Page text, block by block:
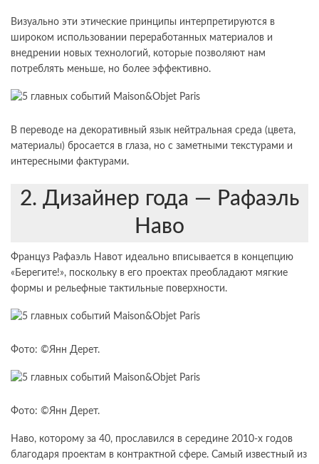
Визуально эти этические принципы интерпретируются в
широком использовании переработанных материалов и
внедрении новых технологий, которые позволяют нам
потреблять меньше, но более эффективно.
В переводе на декоративный язык нейтральная среда (цвета,
материалы) бросается в глаза, но с заметными текстурами и
интересными фактурами.
2. Дизайнер года — Рафаэль
Наво
Француз Рафаэль Навот идеально вписывается в концепцию
«Берегите!», поскольку в его проектах преобладают мягкие
формы и рельефные тактильные поверхности.
Фото: ©Янн Дерет.
Фото: ©Янн Дерет.
Наво, которому за 40, прославился в середине 2010-х годов
благодаря проектам в контрактной сфере. Самый известный из